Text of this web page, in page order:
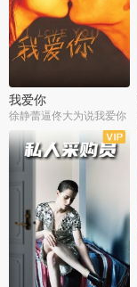
我爱你
徐静蕾逼佟大为说我爱你